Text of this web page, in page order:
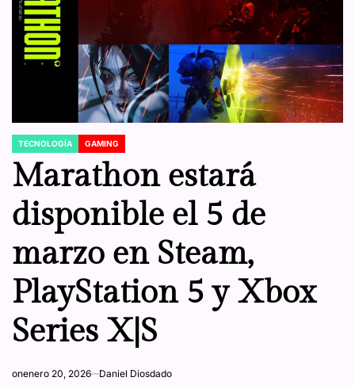
POSTED
IN
TECNOLOGÍA GAMING
Marathon estará
disponible el 5 de
marzo en Steam,
PlayStation 5 y Xbox
Series X|S
onenero 20, 2026 Daniel Diosdado